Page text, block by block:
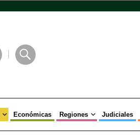
Económicas Regiones Judiciales